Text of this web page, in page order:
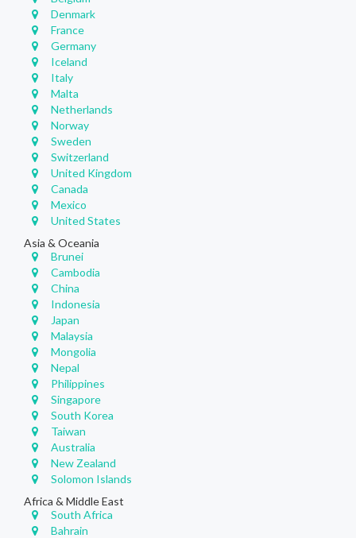
Denmark
France
Germany
Iceland
Italy
Malta
Netherlands
Norway
Sweden
Switzerland
United Kingdom
Canada
Mexico
United States
Asia & Oceania
Brunei
Cambodia
China
Indonesia
Japan
Malaysia
Mongolia
Nepal
Philippines
Singapore
South Korea
Taiwan
Australia
New Zealand
Solomon Islands
Africa & Middle East
South Africa
Bahrain